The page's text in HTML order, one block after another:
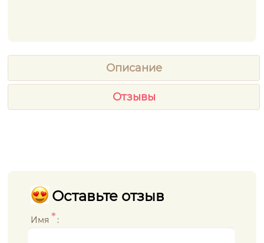
Описание
Отзывы
Оставьте отзыв
Имя * :